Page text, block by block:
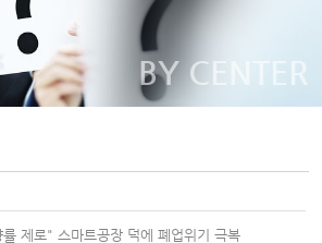
BY CENTER
률 제로" 스마트공장 덕에 폐업위기 극복